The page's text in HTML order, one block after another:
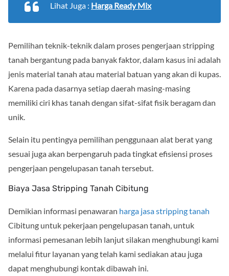
Lihat Juga : Harga Ready Mix
Pemilihan teknik-teknik dalam proses pengerjaan stripping
tanah bergantung pada banyak faktor, dalam kasus ini adalah
jenis material tanah atau material batuan yang akan di kupas.
Karena pada dasarnya setiap daerah masing-masing
memiliki ciri khas tanah dengan sifat-sifat fisik beragam dan
unik.
Selain itu pentingya pemilihan penggunaan alat berat yang
sesuai juga akan berpengaruh pada tingkat efisiensi proses
pengerjaan pengelupasan tanah tersebut.
Biaya Jasa Stripping Tanah Cibitung
Demikian informasi penawaran harga jasa stripping tanah
Cibitung untuk pekerjaan pengelupasan tanah, untuk
informasi pemesanan lebih lanjut silakan menghubungi kami
melalui fitur layanan yang telah kami sediakan atau juga
dapat menghubungi kontak dibawah ini.